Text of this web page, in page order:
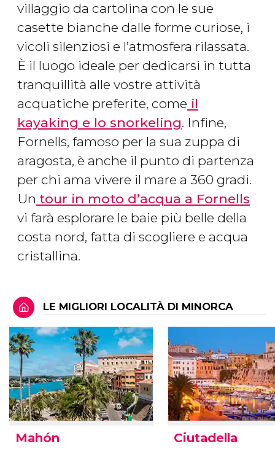
villaggio da cartolina con le sue
casette bianche dalle forme curiose, i
vicoli silenziosi e l’atmosfera rilassata.
È il luogo ideale per dedicarsi in tutta
tranquillità alle vostre attività
acquatiche preferite, come il
kayaking e lo snorkeling. Infine,
Fornells, famoso per la sua zuppa di
aragosta, è anche il punto di partenza
per chi ama vivere il mare a 360 gradi.
Un tour in moto d’acqua a Fornells
vi farà esplorare le baie più belle della
costa nord, fatta di scogliere e acqua
cristallina.
LE MIGLIORI LOCALITÀ DI MINORCA
Mahón Ciutadella